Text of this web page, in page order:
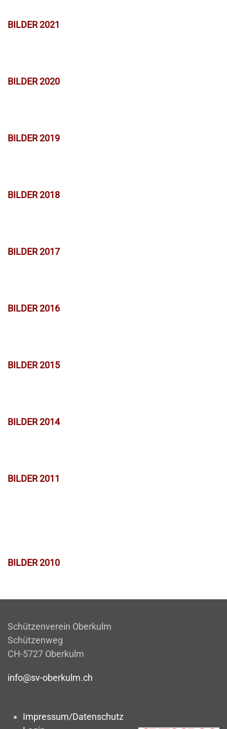
BILDER 2021
BILDER 2020
BILDER 2019
BILDER 2018
BILDER 2017
BILDER 2016
BILDER 2015
BILDER 2014
BILDER 2011
BILDER 2010
Schützenverein Oberkulm
Schützenweg
CH-5727 Oberkulm
info@sv-oberkulm.ch
Impressum/Datenschutz